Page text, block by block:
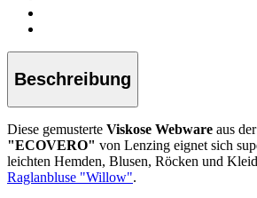
Beschreibung
Diese gemusterte Viskose Webware aus der
"ECOVERO" von Lenzing eignet sich
leichten Hemden, Blusen, Röcken und
Raglanbluse "Willow".